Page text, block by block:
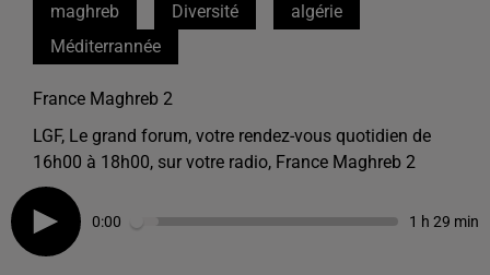
maghreb
Diversité
algérie
Méditerrannée
France Maghreb 2
LGF, Le grand forum, votre rendez-vous quotidien de
16h00 à 18h00, sur votre radio, France Maghreb 2
0:00 1 h 29 min